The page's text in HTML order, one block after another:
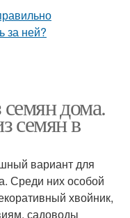
дома.
семян в
вариант для
Среди них особой
хвойник,
садоводы